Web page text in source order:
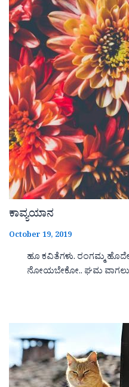
ಕಾವ್ಯಯಾನ
October 19, 2019
ಹೂ ಕವಿತೆಗಳು. ರಂಗಮ್ಮ
ನೋಯಬೇಕೋ.. ಘಮ